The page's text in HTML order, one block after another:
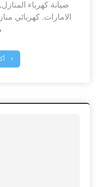
صيانة كهرباء
الامارات. كهربائي